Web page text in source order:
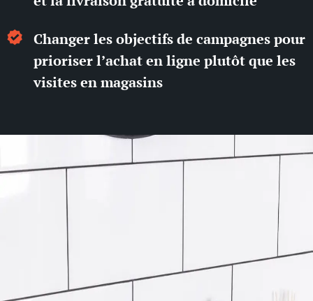
Changer les objectifs de campagnes pour
prioriser l’achat en ligne plutôt que les
visites en magasins